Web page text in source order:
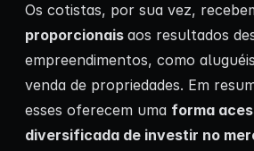
Os cotistas, por sua vez,
proporcionais aos resultados
empreendimentos, como
venda de propriedades. Em
esses oferecem uma forma
diversificada de investir no